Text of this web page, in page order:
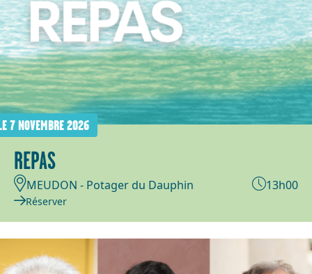
7 NOVEMBRE 2026
REPAS
MEUDON - Potager du Dauphin 13h00
Réserver